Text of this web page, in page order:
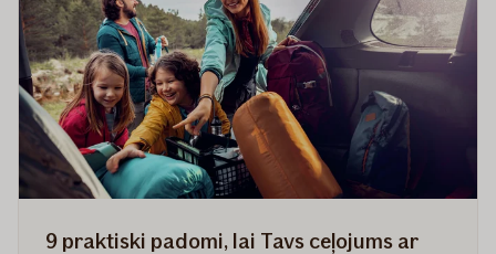
noderēs
ceļojuma
laikā
9 praktiski padomi, lai Tavs ceļojums ar